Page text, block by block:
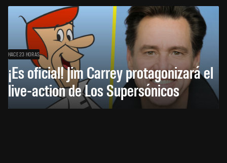
HACE 23 HORAS
¡Es oficial! Jim Carrey protagonizará el
live-action de Los Supersónicos